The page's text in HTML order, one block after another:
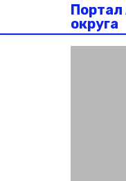
Портал
округа